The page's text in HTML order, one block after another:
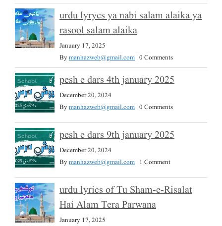
urdu lyrycs ya nabi salam alaika ya
rasool salam alaika
January 17, 2025
Bymanhazweb@gmail.com | 0 Comments
pesh e dars 4th january 2025
December 20, 2024
Bymanhazweb@gmail.com | 0 Comments
pesh e dars 9th january 2025
December 20, 2024
Bymanhazweb@gmail.com | 1 Comment
urdu lyrics of Tu Sham-e-Risalat
Hai Alam Tera Parwana
January 17, 2025